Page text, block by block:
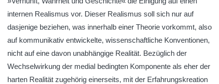
internen Realismus vor. Dieser Realismus soll sich nur auf
dasjenige beziehen, was innerhalb einer Theorie vorkommt, also
auf kommunikativ entwickelte, wissenschaftliche Konventionen,
nicht auf eine davon unabhängige Realität. Bezüglich der
Wechselwirkung der medial bedingten Komponente als eher der
harten Realität zugehörig einerseits, mit der Erfahrungskreation